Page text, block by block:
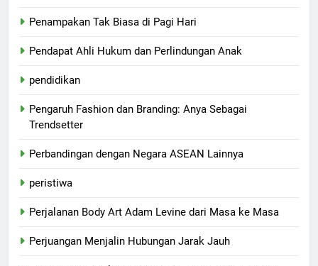
Penampakan Tak Biasa di Pagi Hari
Pendapat Ahli Hukum dan Perlindungan Anak
pendidikan
Pengaruh Fashion dan Branding: Anya Sebagai
Trendsetter
Perbandingan dengan Negara ASEAN Lainnya
peristiwa
Perjalanan Body Art Adam Levine dari Masa ke Masa
Perjuangan Menjalin Hubungan Jarak Jauh